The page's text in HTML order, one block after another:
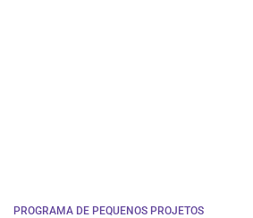
PROGRAMA DE PEQUENOS PROJETOS